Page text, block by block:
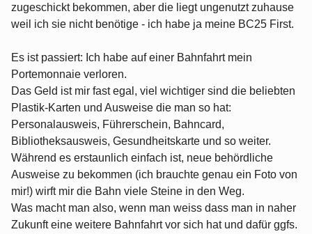
zugeschickt bekommen, aber die liegt ungenutzt zuhause
weil ich sie nicht benötige - ich habe ja meine BC25 First.
Es ist passiert: Ich habe auf einer Bahnfahrt mein
Portemonnaie verloren.
Das Geld ist mir fast egal, viel wichtiger sind die beliebten
Plastik-Karten und Ausweise die man so hat:
Personalausweis, Führerschein, Bahncard,
Bibliotheksausweis, Gesundheitskarte und so weiter.
Während es erstaunlich einfach ist, neue behördliche
Ausweise zu bekommen (ich brauchte genau ein Foto von
mir!) wirft mir die Bahn viele Steine in den Weg.
Was macht man also, wenn man weiss dass man in naher
Zukunft eine weitere Bahnfahrt vor sich hat und dafür ggfs.